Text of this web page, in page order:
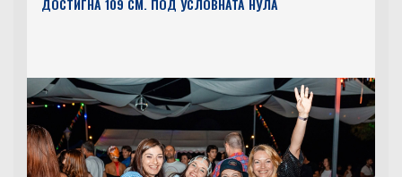
ДОСТИГНА 109 СМ. ПОД УСЛОВНАТА НУЛА